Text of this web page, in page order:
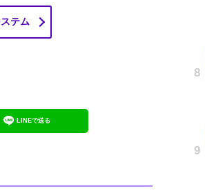
テム
LINEで送る